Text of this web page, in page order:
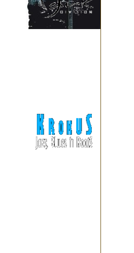
фестиваль "Провинция-
Aborted Fetus (Пермь),
(Пермь). Активная
года закончить запись
индейская философия,